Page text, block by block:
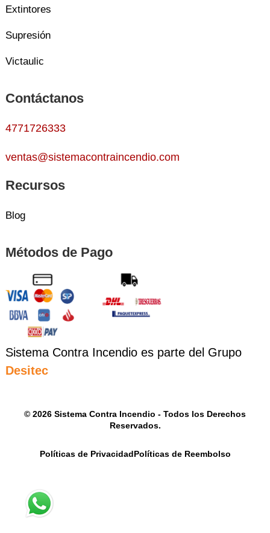
Extintores
Supresión
Victaulic
Contáctanos
4771726333
ventas@sistemacontraincendio.com
Recursos
Blog
Métodos de Pago
Sistema Contra Incendio es parte del Grupo
Desitec
© 2026 Sistema Contra Incendio - Todos los Derechos
Reservados.
Políticas de PrivacidadPolíticas de Reembolso